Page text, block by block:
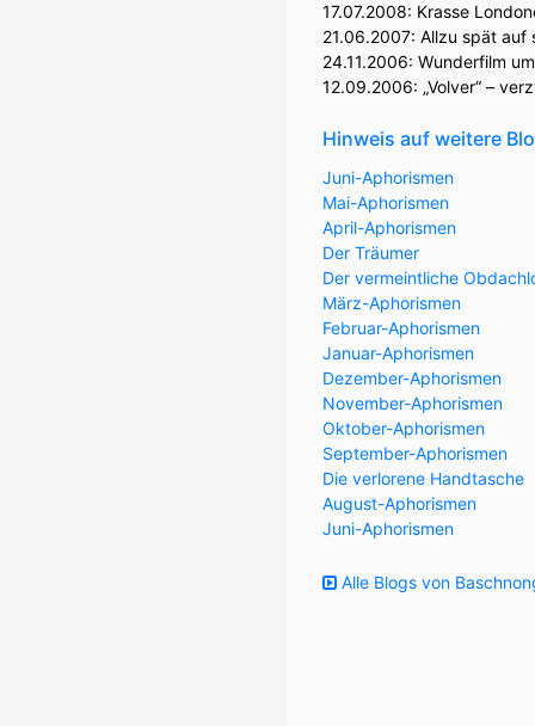
17.07.2008: Krasse
21.06.2007: Allzu spät auf
24.11.2006: Wunderfilm
12.09.2006: „Volver“ –
Hinweis auf weitere
Juni-Aphorismen
Mai-Aphorismen
April-Aphorismen
Der Träumer
Der vermeintliche
März-Aphorismen
Februar-Aphorismen
Januar-Aphorismen
Dezember-Aphorismen
November-Aphorismen
Oktober-Aphorismen
September-Aphorismen
Die verlorene Handtasche
August-Aphorismen
Juni-Aphorismen
Alle Blogs von